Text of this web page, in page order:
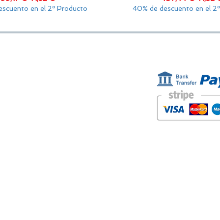
en el 2º Producto 40% de descuento en el